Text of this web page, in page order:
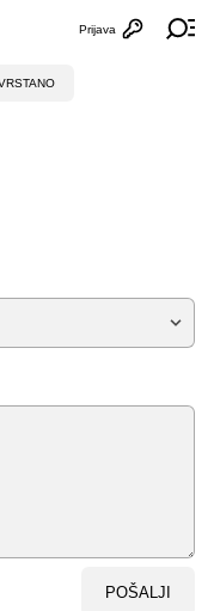
Otvori
Prijava
POŠALJI